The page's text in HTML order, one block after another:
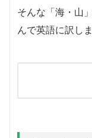
そんな「海・山
んで英語に訳しま